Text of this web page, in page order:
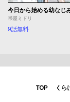
今日から始める幼なじ
帯屋ミドリ
9話無料
TOP くら